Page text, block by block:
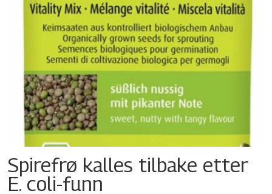
Spirefrø kalles tilbake etter
E. coli-funn